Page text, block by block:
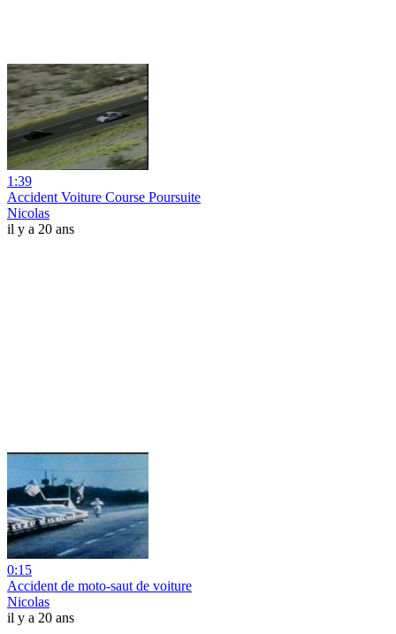
1:39
Accident Voiture Course Poursuite
Nicolas
il y a 20 ans
0:15
Accident de moto-saut de voiture
Nicolas
il y a 20 ans